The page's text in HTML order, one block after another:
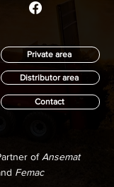
Private area
Distributor area
Contact
of Ansemat
Femac